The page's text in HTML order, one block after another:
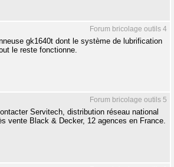
Forum bricolage outils 4
gk1640t dont le système de lubrification
le reste fonctionne.
Forum bricolage outils 5
Servitech, distribution réseau national
vente Black & Decker, 12 agences en France.